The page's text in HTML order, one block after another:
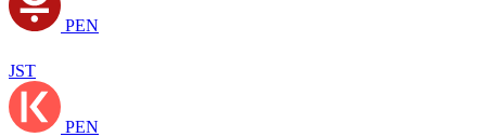
PEN
JST
PEN